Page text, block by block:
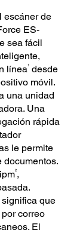
escáner de
ES-
sea fácil
línea1 desde
móvil.
una unidad
Una
rápida
le permite
documentos.
2,
significa que
correo
El